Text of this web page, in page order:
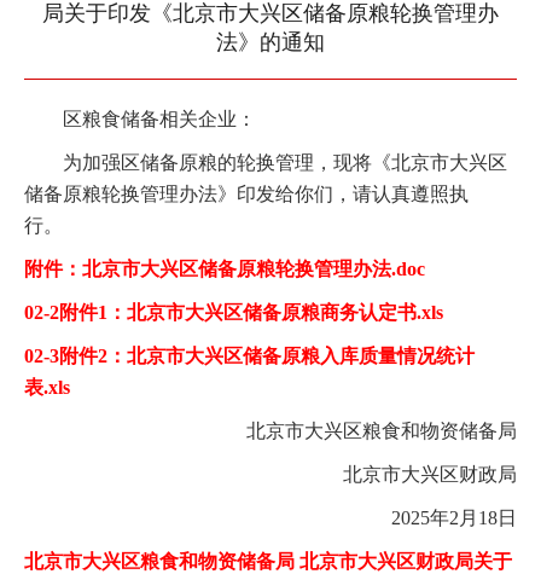
局关于印发《北京市大兴区储备原粮轮换管理办
法》的通知
区粮食储备相关企业：
为加强区储备原粮的轮换管理，现将《北京市大兴区
储备原粮轮换管理办法》印发给你们，请认真遵照执
行。
附件：北京市大兴区储备原粮轮换管理办法.doc
02-2附件1：北京市大兴区储备原粮商务认定书.xls
02-3附件2：北京市大兴区储备原粮入库质量情况统计
表.xls
北京市大兴区粮食和物资储备局
北京市大兴区财政局
2025年2月18日
北京市大兴区粮食和物资储备局 北京市大兴区财政局关于